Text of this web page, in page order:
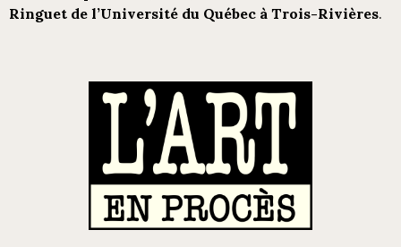
Ringuet de l’Université du Québec à Trois-Rivières.